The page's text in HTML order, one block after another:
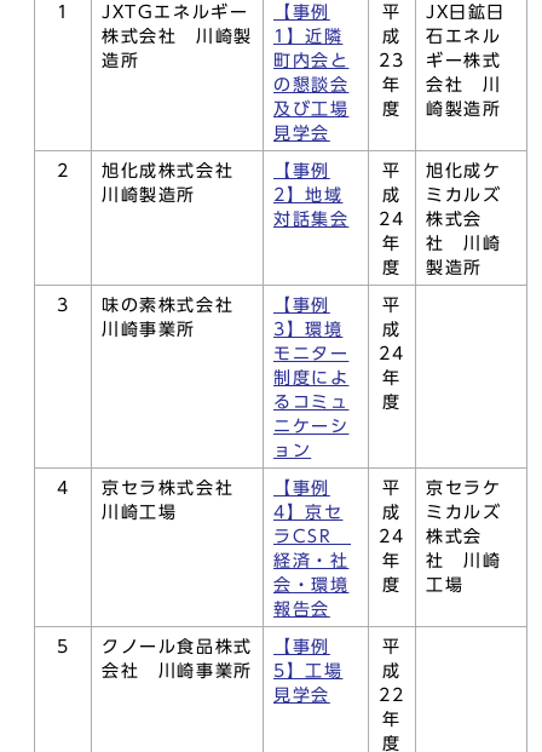
1
JXTGエネルギー
株式会社 川崎製
造所
【事例
1】近隣
町内会と
の懇談会
及び工場
見学会
平
成
23
年
度
JX日鉱日
石エネル
ギー株式
会社 川
崎製造所
2
旭化成株式会社
川崎製造所
【事例
2】地域
対話集会
平
成
24
年
度
旭化成ケ
ミカルズ
株式会
社 川崎
製造所
3
味の素株式会社
川崎事業所
【事例
3】環境
モニター
制度によ
るコミュ
ニケーシ
ョン
平
成
24
年
度
4
京セラ株式会社
川崎工場
【事例
4】京セ
ラCSR
経済・社
会・環境
報告会
平
成
24
年
度
京セラケ
ミカルズ
株式会
社 川崎
工場
5
クノール食品株式
会社 川崎事業所
【事例
5】工場
見学会
平
成
22
年
度